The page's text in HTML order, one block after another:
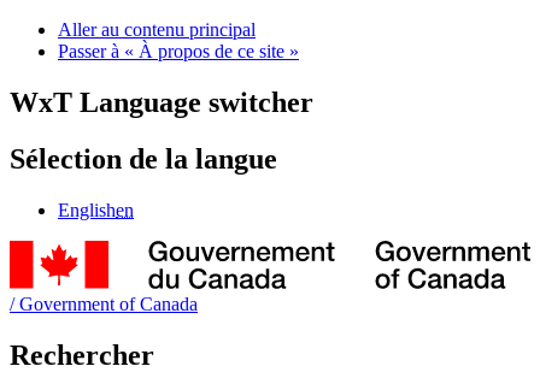
Aller au contenu principal
Passer à « À propos de ce site »
WxT Language switcher
Sélection de la langue
Englishen
/Government of Canada
Rechercher